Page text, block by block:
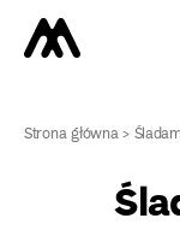
Strona główna>